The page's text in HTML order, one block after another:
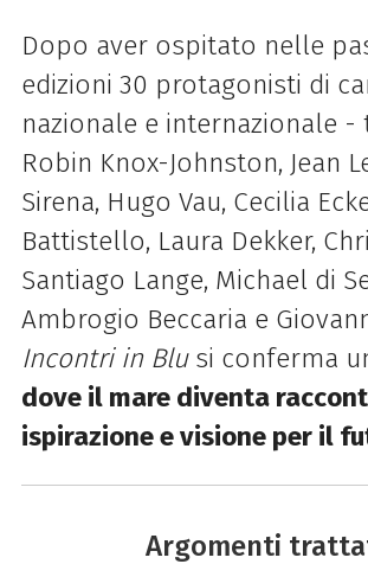
Dopo aver ospitato nelle
edizioni 30 protagonisti di
nazionale e internazionale -
Robin Knox-Johnston, Jean
Sirena, Hugo Vau, Cecilia
Battistello, Laura Dekker,
Santiago Lange, Michael di
Ambrogio Beccaria e
Incontri in Blusi conferma
dove il mare diventa
ispirazione e visione per il
Argomenti